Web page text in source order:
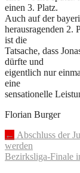
einen 3. Platz.
Auch auf der
herausragenden 2.
ist die
Tatsache, dass
dürfte und
eigentlich nur
eine
sensationelle
Florian Burger
Post
navigation
← Abschluss der
werden
Bezirksliga-Finale